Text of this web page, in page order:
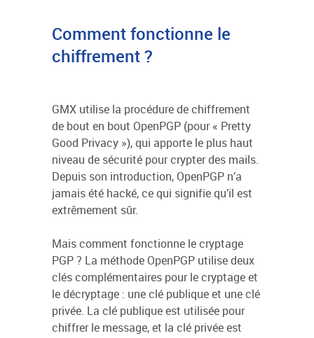
Comment fonctionne le
chiffrement ?
GMX utilise la procédure de chiffrement
de bout en bout OpenPGP (pour « Pretty
Good Privacy »), qui apporte le plus haut
niveau de sécurité pour crypter des mails.
Depuis son introduction, OpenPGP n’a
jamais été hacké, ce qui signifie qu’il est
extrêmement sûr.
Mais comment fonctionne le cryptage
PGP ? La méthode OpenPGP utilise deux
clés complémentaires pour le cryptage et
le décryptage : une clé publique et une clé
privée. La clé publique est utilisée pour
chiffrer le message, et la clé privée est